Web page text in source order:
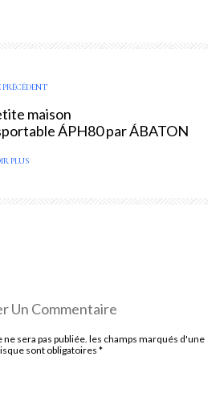
maison
ÁPH80 par ÁBATON
PLUS
Un Commentaire
sera pas publiée. les champs marqués d'une
sont obligatoires *